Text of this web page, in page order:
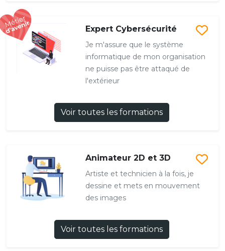
Expert Cybersécurité
Je m'assure que le système
informatique de mon organisation
ne puisse pas être attaqué de
l'extérieur
Voir toutes les formations
Animateur 2D et 3D
Artiste et technicien à la fois, je
dessine et mets en mouvement
des images
Voir toutes les formations